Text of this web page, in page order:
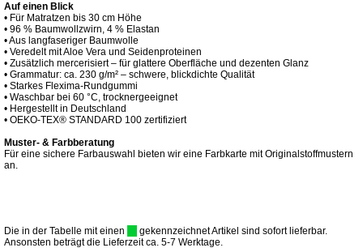
Auf einen Blick
• Für Matratzen bis 30 cm Höhe
• 96 % Baumwollzwirn, 4 % Elastan
• Aus langfaseriger Baumwolle
• Veredelt mit Aloe Vera und Seidenproteinen
• Zusätzlich mercerisiert – für glattere Oberfläche und dezenten Glanz
• Grammatur: ca. 230 g/m² – schwere, blickdichte Qualität
• Starkes Flexima-Rundgummi
• Waschbar bei 60 °C, trocknergeeignet
• Hergestellt in Deutschland
• OEKO-TEX® STANDARD 100 zertifiziert
Muster- & Farbberatung
Für eine sichere Farbauswahl bieten wir eine Farbkarte mit Originalstoffmustern
an.
Die in der Tabelle mit einen
gekennzeichnet Artikel sind sofort lieferbar.
Ansonsten beträgt die Lieferzeit ca. 5-7 Werktage.